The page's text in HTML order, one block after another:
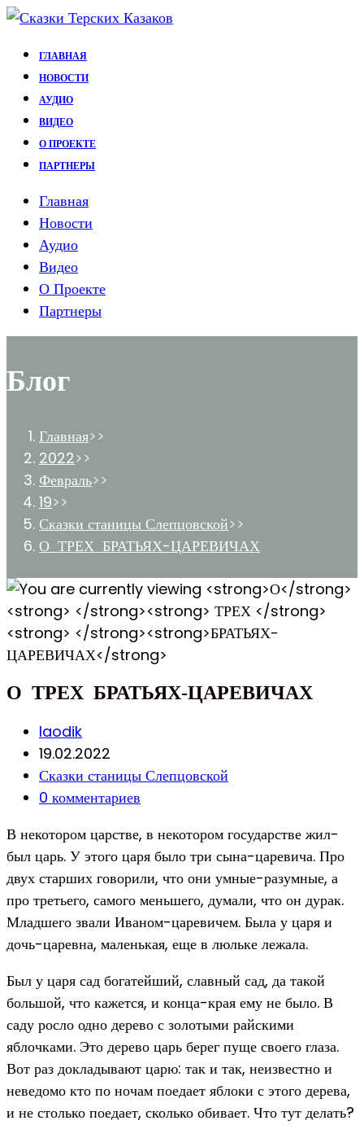
Перейти
содержимому
ГЛАВНАЯ
НОВОСТИ
АУДИО
ВИДЕО
О ПРОЕКТЕ
ПАРТНЕРЫ
Главная
Новости
Аудио
Видео
О Проекте
Партнеры
Блог
Главная>>
2022>>
Февраль>>
19>>
Сказки станицы Слепцовской>>
О ТРЕХ БРАТЬЯХ-ЦАРЕВИЧАХ
О ТРЕХ БРАТЬЯХ-ЦАРЕВИЧАХ
Post
author:
laodik
Запись
опубликована:
19.02.2022
Post
category:
Сказки станицы Слепцовской
Post
0 комментариев
В некотором царстве, в некотором государстве жил-
был царь. У этого царя было три сына-царевича. Про
двух старших говорили, что они умные-разумные, а
про третьего, самого меньшего, думали, что он дурак.
Младшего звали Иваном-царевичем. Была у царя и
дочь-царевна, маленькая, еще в люльке лежала.
Был у царя сад богатейший, славный сад, да такой
большой, что кажется, и конца-края ему не было. В
саду росло одно дерево с золотыми райскими
яблочками. Это дерево царь берег пуще своего глаза.
Вот раз докладывают царю: так и так, неизвестно и
неведомо кто по ночам поедает яблоки с этого дерева,
и не столько поедает, сколько обивает. Что тут делать?